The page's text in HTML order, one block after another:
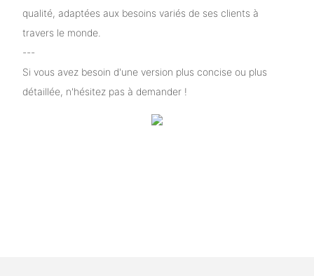
qualité, adaptées aux besoins variés de ses clients à
travers le monde.
---
Si vous avez besoin d'une version plus concise ou plus
détaillée, n'hésitez pas à demander !